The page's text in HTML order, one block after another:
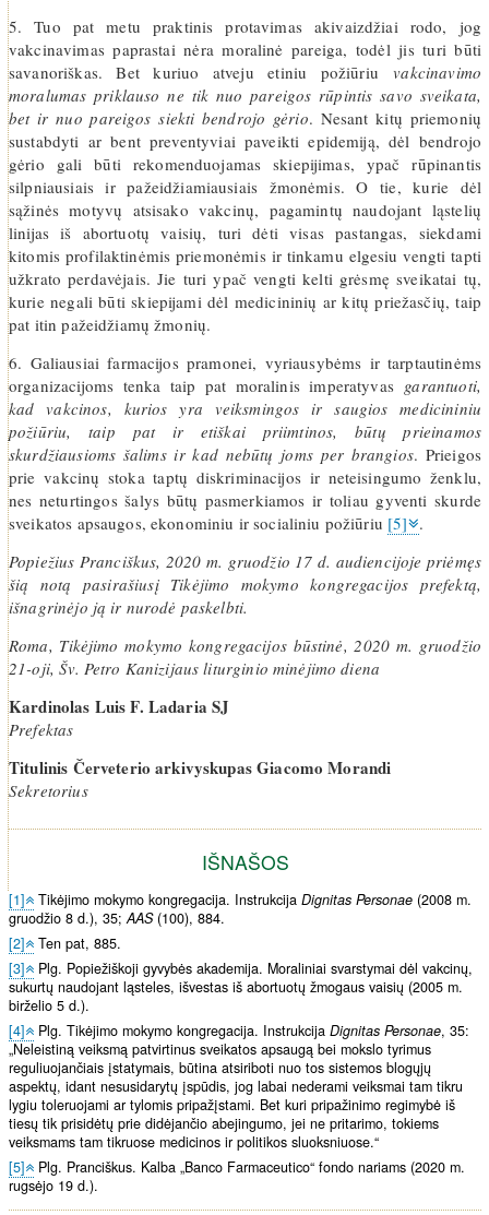
5. Tuo pat metu praktinis protavimas akivaizdžiai rodo, jog
vakcinavimas paprastai nėra moralinė pareiga, todėl jis turi būti
savanoriškas. Bet kuriuo atveju etiniu požiūriuvakcinavimo
moralumas priklauso ne tik nuo pareigos rūpintis savo sveikata,
bet ir nuo pareigos siekti bendrojo gėrio. Nesant kitų priemonių
sustabdyti ar bent preventyviai paveikti epidemiją, dėl bendrojo
gėrio gali būti rekomenduojamas skiepijimas, ypač rūpinantis
silpniausiais ir pažeidžiamiausiais žmonėmis. O tie, kurie dėl
sąžinės motyvų atsisako vakcinų, pagamintų naudojant ląstelių
linijas iš abortuotų vaisių, turi dėti visas pastangas, siekdami
kitomis profilaktinėmis priemonėmis ir tinkamu elgesiu vengti tapti
užkrato perdavėjais. Jie turi ypač vengti kelti grėsmę sveikatai tų,
kurie negali būti skiepijami dėl medicininių ar kitų priežasčių, taip
pat itin pažeidžiamų žmonių.
6. Galiausiai farmacijos pramonei, vyriausybėms ir tarptautinėms
organizacijoms tenka taip pat moralinis imperatyvas garantuoti,
kad vakcinos, kurios yra veiksmingos ir saugios medicininiu
požiūriu, taip pat ir etiškai priimtinos, būtų prieinamos
skurdžiausioms šalims ir kad nebūtų joms per brangios. Prieigos
prie vakcinų stoka taptų diskriminacijos ir neteisingumo ženklu,
nes neturtingos šalys būtų pasmerkiamos ir toliau gyventi skurde
sveikatos apsaugos, ekonominiu ir socialiniu požiūriu [5]
.
Popiežius Pranciškus, 2020 m. gruodžio 17 d. audiencijoje priėmęs
šią notą pasirašiusį Tikėjimo mokymo kongregacijos prefektą,
išnagrinėjo ją ir nurodė paskelbti.
Roma, Tikėjimo mokymo kongregacijos būstinė, 2020 m. gruodžio
21-oji, Šv. Petro Kanizijaus liturginio minėjimo diena
Kardinolas Luis F. Ladaria SJ
Prefektas
Titulinis Červeterio arkivyskupas Giacomo Morandi
Sekretorius
IŠNAŠOS
[1] Tikėjimo mokymo kongregacija. Instrukcija Dignitas Personae (2008 m.
gruodžio 8 d.), 35;AAS(100), 884.
[2]
Ten pat, 885.
[3]
Plg. Popiežiškoji gyvybės akademija. Moraliniai svarstymai dėl vakcinų,
sukurtų naudojant ląsteles, išvestas iš abortuotų žmogaus vaisių (2005 m.
birželio 5 d.).
[4]
Plg. Tikėjimo mokymo kongregacija. Instrukcija Dignitas Personae, 35:
„Neleistiną veiksmą patvirtinus sveikatos apsaugą bei mokslo tyrimus
reguliuojančiais įstatymais, būtina atsiriboti nuo tos sistemos blogųjų
aspektų, idant nesusidarytų įspūdis, jog labai nederami veiksmai tam tikru
lygiu toleruojami ar tylomis pripažįstami. Bet kuri pripažinimo regimybė iš
tiesų tik prisidėtų prie didėjančio abejingumo, jei ne pritarimo, tokiems
veiksmams tam tikruose medicinos ir politikos sluoksniuose.“
[5]
Plg. Pranciškus. Kalba „Banco Farmaceutico“ fondo nariams (2020 m.
rugsėjo 19 d.).